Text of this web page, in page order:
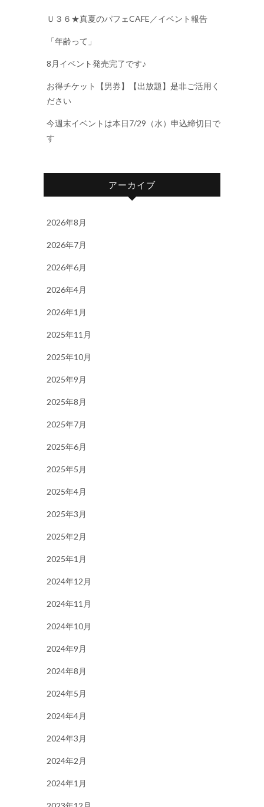
Ｕ３６★真夏のパフェCAFE／イベント報告
「年齢って」
8月イベント発売完了です♪
お得チケット【男券】【出放題】是非ご活用く
ださい
今週末イベントは本日7/29（水）申込締切日で
す
アーカイブ
2026年8月
2026年7月
2026年6月
2026年4月
2026年1月
2025年11月
2025年10月
2025年9月
2025年8月
2025年7月
2025年6月
2025年5月
2025年4月
2025年3月
2025年2月
2025年1月
2024年12月
2024年11月
2024年10月
2024年9月
2024年8月
2024年5月
2024年4月
2024年3月
2024年2月
2024年1月